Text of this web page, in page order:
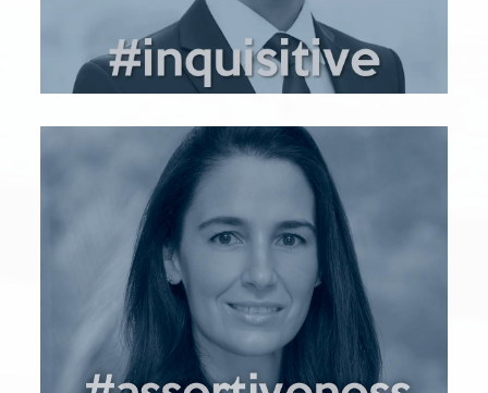
Yo soy Mireya Elizondo
melizondo@bleumind.com
LinkedIn